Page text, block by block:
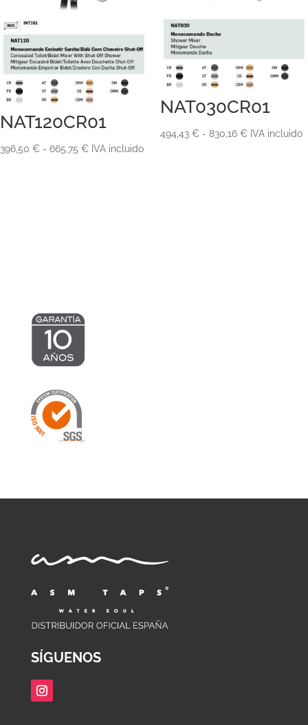
NAT120CR01
396,50 € - 665,75 €Rango
IVA incluido
NAT030CR01
494,43 € - 830,16 €Rango
IVA incluido
SÍGUENOS